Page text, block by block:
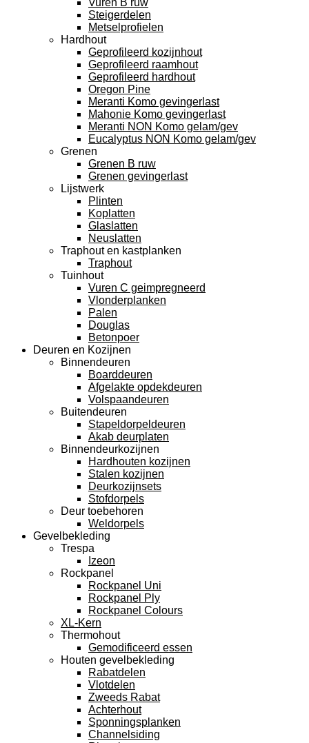
Vuren B ruw
Steigerdelen
Metselprofielen
Hardhout
Geprofileerd kozijnhout
Geprofileerd raamhout
Geprofileerd hardhout
Oregon Pine
Meranti Komo gevingerlast
Mahonie Komo gevingerlast
Meranti NON Komo gelam/gev
Eucalyptus NON Komo gelam/gev
Grenen
Grenen B ruw
Grenen gevingerlast
Lijstwerk
Plinten
Koplatten
Glaslatten
Neuslatten
Traphout en kastplanken
Traphout
Tuinhout
Vuren C geimpregneerd
Vlonderplanken
Palen
Douglas
Betonpoer
Deuren en Kozijnen
Binnendeuren
Boarddeuren
Afgelakte opdekdeuren
Volspaandeuren
Buitendeuren
Stapeldorpeldeuren
Akab deurplaten
Binnendeurkozijnen
Hardhouten kozijnen
Stalen kozijnen
Deurkozijnsets
Stofdorpels
Deur toebehoren
Weldorpels
Gevelbekleding
Trespa
Izeon
Rockpanel
Rockpanel Uni
Rockpanel Ply
Rockpanel Colours
XL-Kern
Thermohout
Gemodificeerd essen
Houten gevelbekleding
Rabatdelen
Vlotdelen
Zweeds Rabat
Achterhout
Sponningsplanken
Channelsiding